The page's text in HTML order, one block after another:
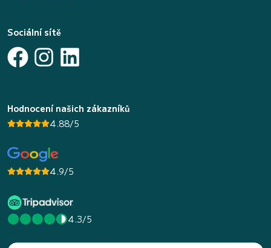
Sociální sítě
Hodnocení našich zákazníků
4.88/5
4.9/5
4.3/5